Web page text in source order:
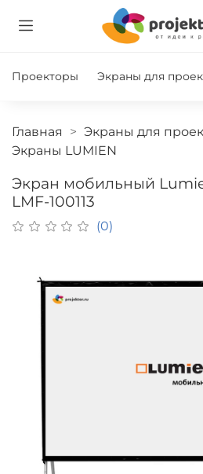
Проекторы Экраны для
Главная
Экраны для
Экраны LUMIEN
Экран мобильный
LMF-100113
(0)